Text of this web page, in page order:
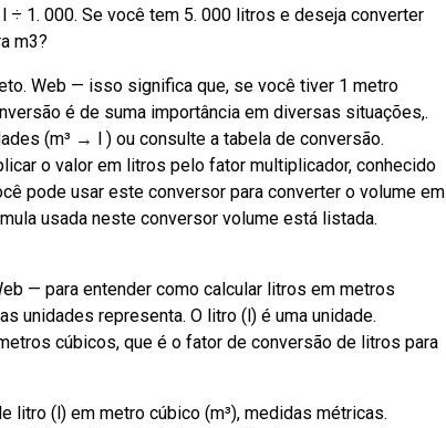
÷ 1. 000. Se você tem 5. 000 litros e deseja converter
m3?
Web — isso significa que, se você tiver 1 metro
é de suma importância em diversas situações,.
(m³ → l ) ou consulte a tabela de conversão.
o valor em litros pelo fator multiplicador, conhecido
pode usar este conversor para converter o volume em
usada neste conversor volume está listada.
— para entender como calcular litros em metros
unidades representa. O litro (l) é uma unidade.
cúbicos, que é o fator de conversão de litros para
litro (l) em metro cúbico (m³), medidas métricas.